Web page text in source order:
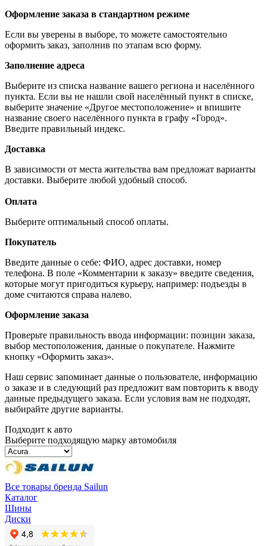
Оформление заказа в стандартном режиме
Если вы уверены в выборе, то можете самостоятельно
оформить заказ, заполнив по этапам всю форму.
Заполнение адреса
Выберите из списка название вашего региона и населённого
пункта. Если вы не нашли свой населённый пункт в списке,
выберите значение «Другое местоположение» и впишите
название своего населённого пункта в графу «Город».
Введите правильный индекс.
Доставка
В зависимости от места жительства вам предложат варианты
доставки. Выберите любой удобный способ.
Оплата
Выберите оптимальный способ оплаты.
Покупатель
Введите данные о себе: ФИО, адрес доставки, номер
телефона. В поле «Комментарии к заказу» введите сведения,
которые могут пригодиться курьеру, например: подъезды в
доме считаются справа налево.
Оформление заказа
Проверьте правильность ввода информации: позиции заказа,
выбор местоположения, данные о покупателе. Нажмите
кнопку «Оформить заказ».
Наш сервис запоминает данные о пользователе, информацию
о заказе и в следующий раз предложит вам повторить к вводу
данные предыдущего заказа. Если условия вам не подходят,
выбирайте другие варианты.
Подходит к авто
Выберите подходящую марку автомобиля
Все товары бренда Sailun
Каталог
Шины
Диски